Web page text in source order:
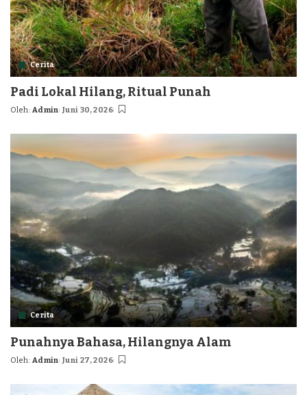
Cerita
Padi Lokal Hilang, Ritual Punah
Posted
Oleh: Admin Juni 30, 2026
Cerita
Punahnya Bahasa, Hilangnya Alam
Posted
Oleh: Admin Juni 27, 2026